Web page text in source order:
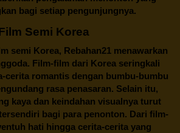
bagi setiap pengunjungnya.
Semi Korea
semi Korea, Rebahan21menawarkan
Film-film dari Korea seringkali
cerita romantis dengan bumbu-bumbu
rasa penasaran. Selain itu,
kaya dan keindahan visualnya turut
bagi para penonton. Dari film-
hati hingga cerita-cerita yang